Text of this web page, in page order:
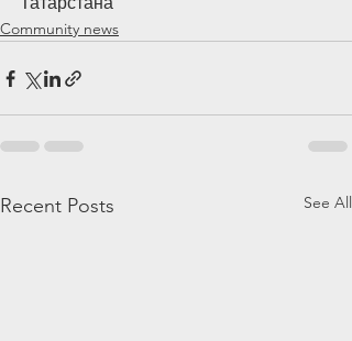
Community news
Recent Posts See All